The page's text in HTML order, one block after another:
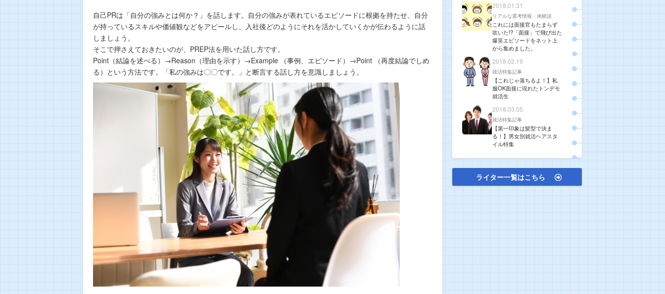
自己PRは「自分の強みとは何か？」を話します。自分の強みが表れているエピソードに根拠を持たせ、自分
が持っているスキルや価値観などをアピールし、入社後どのようにそれを活かしていくかが伝わるように話
しましょう。
そこで押さえておきたいのが、PREP法を用いた話し方です。
Point（結論を述べる）→Reason（理由を示す）→Example （事例、エピソード）→Point （再度結論でしめ
る）という方法です。「私の強みは〇〇です。」と断言する話し方を意識しましょう。
2018.01.31
リアルな選考情報・体験談
これには面接官もたまらず
吹いた!?「面接」で飛び出た
爆笑エピソードをネット上
から集めました。
2018.02.19
就活特集記事
【これじゃ落ちるよ！】私
服OK面接に現れたトンデモ
就活生
2018.03.05
就活特集記事
【第一印象は髪型で決ま
る！】男女別就活ヘアスタ
イル特集
ライター一覧はこちら